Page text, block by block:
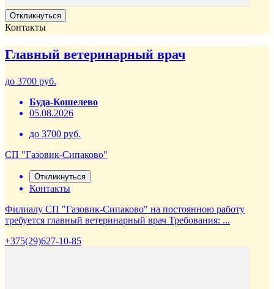
Откликнуться
Контакты
Главный ветеринарный врач
до 3700 руб.
Буда-Кошелево
05.08.2026
до 3700 руб.
СП "Газовик-Сипаково"
Откликнуться
Контакты
Филиалу СП "Газовик-Сипаково" на постоянною работу
требуется главный ветеринарный врач Требования: ...
+375(29)627-10-85